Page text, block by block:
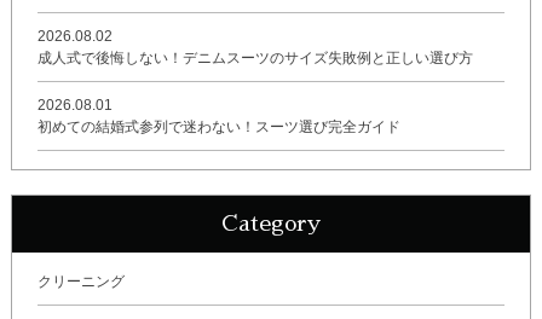
2026.08.02
成人式で後悔しない！デニムスーツのサイズ失敗例と正しい選び方
2026.08.01
初めての結婚式参列で迷わない！スーツ選び完全ガイド
Category
クリーニング